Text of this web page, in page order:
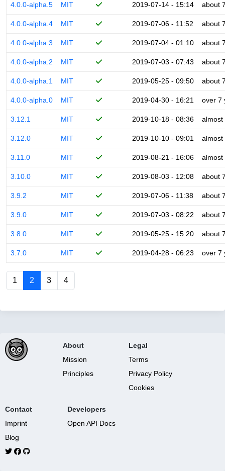
4.0.0-alpha.5 MIT 2019-07-14 - 15:14 about
4.0.0-alpha.4 MIT 2019-07-06 - 11:52 about
4.0.0-alpha.3 MIT 2019-07-04 - 01:10 about
4.0.0-alpha.2 MIT 2019-07-03 - 07:43 about
4.0.0-alpha.1 MIT 2019-05-25 - 09:50 about
4.0.0-alpha.0 MIT 2019-04-30 - 16:21 over 7
3.12.1 MIT 2019-10-18 - 08:36 almost
3.12.0 MIT 2019-10-10 - 09:01 almost
3.11.0 MIT 2019-08-21 - 16:06 almost
3.10.0 MIT 2019-08-03 - 12:08 about
3.9.2 MIT 2019-07-06 - 11:38 about
3.9.0 MIT 2019-07-03 - 08:22 about
3.8.0 MIT 2019-05-25 - 15:20 about
3.7.0 MIT 2019-04-28 - 06:23 over 7
1 2 3 4
About
Mission
Principles
Legal
Terms
Privacy Policy
Cookies
Contact
Imprint
Blog
Developers
Open API Docs